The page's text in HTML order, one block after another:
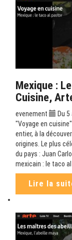
Mexique :
Cuisine,
evenement
Du
"Voyage en
entier, à la
origines. Le plus
du pays : Juan
mexicain : le taco
Lire la